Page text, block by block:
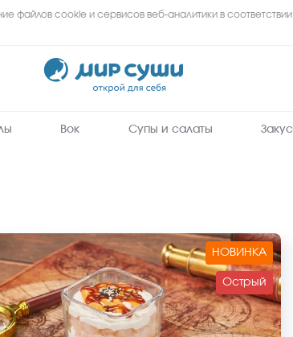
файлов cookie и сервисов веб-аналитики в
-
заказать
вкусные
Вок Супы и салаты
НОВИНКА
Острый